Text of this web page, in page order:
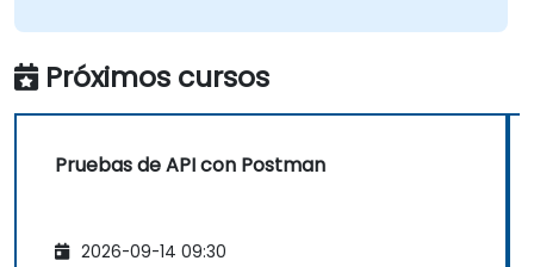
Próximos cursos
Pruebas de API con Postman
2026-09-14 09:30